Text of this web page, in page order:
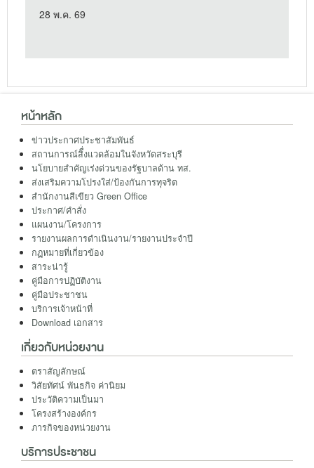
28 พ.ค. 69
หน้าหลัก
ข่าวประกาศประชาสัมพันธ์
สถานการณ์สิื่งแวดล้อมในจังหวัดสระบุรี
นโยบายสำคัญเร่งด่วนของรัฐบาลด้าน ทส.
ส่งเสริมความโปรงใส่/ป้องกันการทุจริต
สำนักงานสีเขียว Green Office
ประกาศ/คำสั่ง
แผนงาน/โครงการ
รายงานผลการดำเนินงาน/รายงานประจำปี
กฏหมายที่เกี่ยวข้อง
สาระน่ารู้
คู่มือการปฏิบัติงาน
คู่มือประชาชน
บริการเจ้าหน้าที่
Download เอกสาร
เกี่ยวกับหน่วยงาน
ตราสัญลักษณ์
วิสัยทัศน์ พันธกิจ ค่านิยม
ประวัติความเป็นมา
โครงสร้างองค์กร
ภารกิจของหน่วยงาน
บริการประชาชน